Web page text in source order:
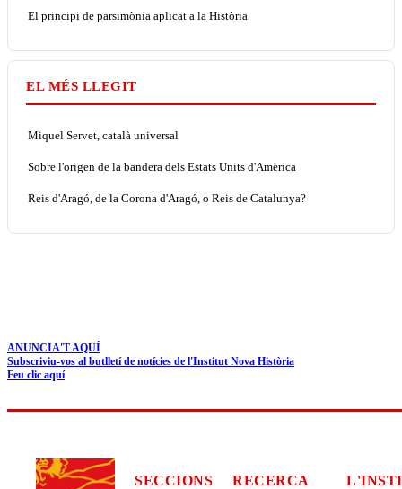
El principi de parsimònia aplicat a la Història
EL MÉS LLEGIT
Miquel Servet, català universal
Sobre l'origen de la bandera dels Estats Units d'Amèrica
Reis d'Aragó, de la Corona d'Aragó, o Reis de Catalunya?
ANUNCIA'T AQUÍ
Subscriviu-vos al butlletí de notícies de l'Institut Nova Història
Feu clic aquí
SECCIONS RECERCA